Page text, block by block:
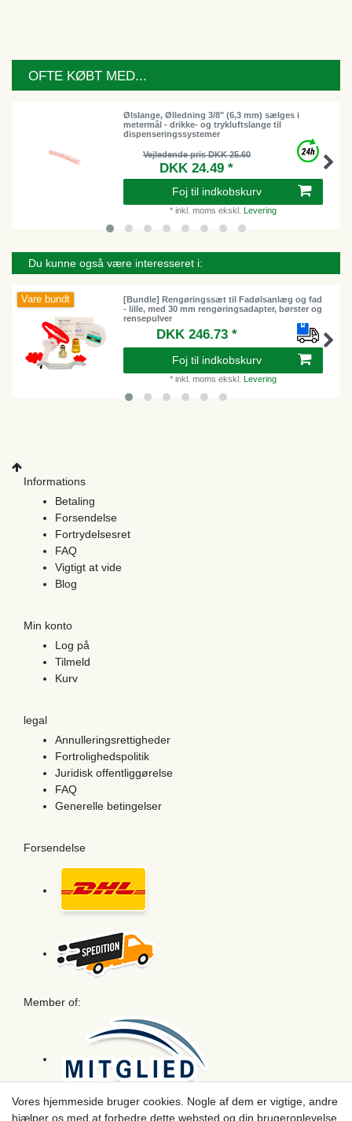
OFTE KØBT MED...
Ølslange, Ølledning 3/8" (6,3 mm) sælges i
metermål - drikke- og trykluftslange til
dispenseringssystemer
Vejledende pris DKK 25.60
DKK 24.49 *
Foj til indkobskurv
* inkl. moms ekskl. Levering
Du kunne også være interesseret i:
Vare bundt
[Bundle] Rengøringssæt til Fadølsanlæg og fad
- lille, med 30 mm rengøringsadapter, børster og
rensepulver
DKK 246.73 *
Foj til indkobskurv
* inkl. moms ekskl. Levering
Informations
Betaling
Forsendelse
Fortrydelsesret
FAQ
Vigtigt at vide
Blog
Min konto
Log på
Tilmeld
Kurv
legal
Annulleringsrettigheder
Fortrolighedspolitik
Juridisk offentliggørelse
FAQ
Generelle betingelser
Forsendelse
Member of:
Vores hjemmeside bruger cookies. Nogle af dem er vigtige, andre
hjælper os med at forbedre dette websted og din brugeroplevelse.